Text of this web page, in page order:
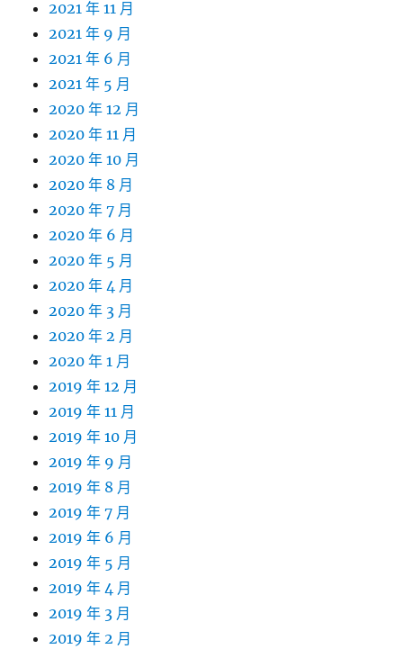
2021 年 11 月
2021 年 9 月
2021 年 6 月
2021 年 5 月
2020 年 12 月
2020 年 11 月
2020 年 10 月
2020 年 8 月
2020 年 7 月
2020 年 6 月
2020 年 5 月
2020 年 4 月
2020 年 3 月
2020 年 2 月
2020 年 1 月
2019 年 12 月
2019 年 11 月
2019 年 10 月
2019 年 9 月
2019 年 8 月
2019 年 7 月
2019 年 6 月
2019 年 5 月
2019 年 4 月
2019 年 3 月
2019 年 2 月